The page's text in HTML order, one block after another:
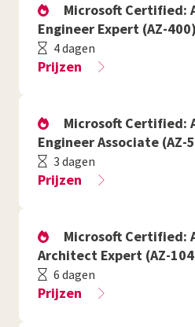
Microsoft Certified:
Engineer Expert (AZ-400)
4 dagen
Prijzen
Microsoft Certified:
Engineer Associate (AZ-
3 dagen
Prijzen
Microsoft Certified:
Architect Expert (AZ-
6 dagen
Prijzen